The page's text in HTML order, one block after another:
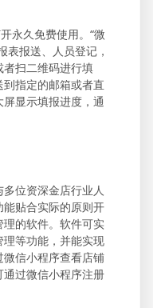
永久免费使用。“微
表报送、人员登记，
扫二维码进行填
指定的邮箱或者直
显示填报进度，通
位资深金店行业人
贴合实际的原则开
的软件。软件可实
等功能，并能实现
信小程序查看店铺
过微信小程序注册